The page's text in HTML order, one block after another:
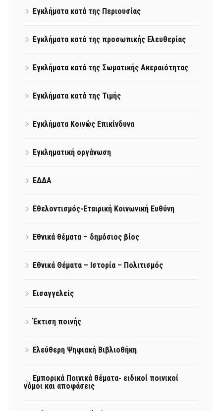
Εγκλήματα κατά της Περιουσίας
Εγκλήματα κατά της προσωπικής Ελευθερίας
Εγκλήματα κατά της Σωματικής Ακεραιότητας
Εγκλήματα κατά της Τιμής
Εγκλήματα Κοινώς Επικίνδυνα
Εγκληματική οργάνωση
ΕΔΔΑ
Εθελοντισμός-Εταιρική Κοινωνική Ευθύνη
Εθνικά θέματα – δημόσιος βίος
Εθνικά Θέματα – Ιστορία – Πολιτισμός
Εισαγγελείς
Έκτιση ποινής
Ελεύθερη Ψηφιακή Βιβλιοθήκη
Εμπορικά Ποινικά θέματα- ειδικοί ποινικοί
νόμοι και αποφάσεις